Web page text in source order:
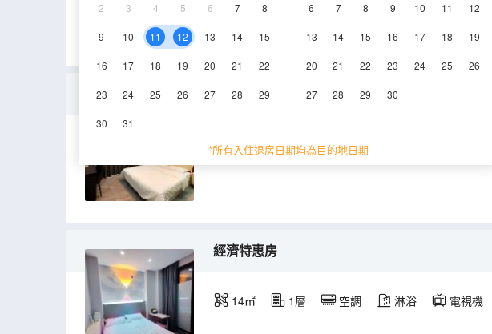
2 3 4 5 6 7 8
9 10 11 12 13 14 15
16 17 18 19 20 21 22
23 24 25 26 27 28 29
30 31
6 7 8 9 10 11 12
13 14 15 16 17 18 19
20 21 22 23 24 25 26
27 28 29 30
*所有入住退房日期均為目的地日期
豪華巨幕影院房
20㎡ 1-5層 空調
經濟特惠房
14㎡ 1層 空調 淋浴 電視機